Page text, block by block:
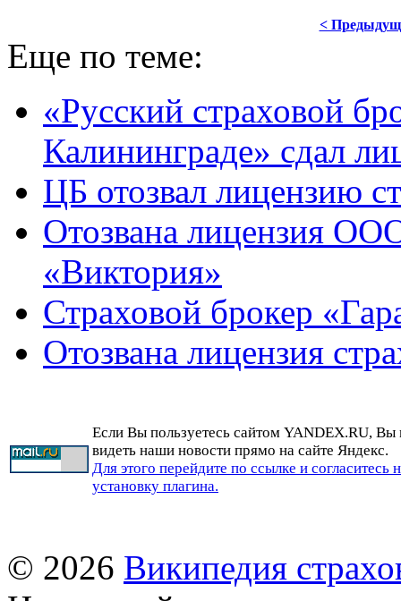
<
Еще по теме:
«Русский страховой
Калининграде» сдал
ЦБ отозвал лицензию
Отозвана лицензия
«Виктория»
Страховой брокер
Отозвана лицензия
Если Вы пользуетесь сайтом YANDEX.RU, Вы
видеть наши новости прямо на сайте Яндекс.
Для этого перейдите по ссылке и согласитесь
установку плагина.
© 2026 Википедия